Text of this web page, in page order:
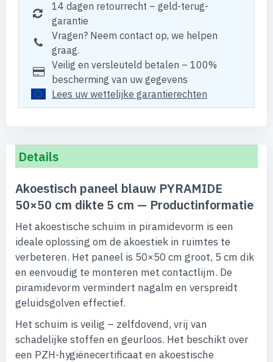
14 dagen retourrecht – geld-terug-
garantie
Vragen? Neem contact op, we helpen
graag.
Veilig en versleuteld betalen – 100%
bescherming van uw gegevens
Lees uw wettelijke garantierechten
Details
Akoestisch paneel blauw PYRAMIDE
50×50 cm dikte 5 cm — Productinformatie
Het akoestische schuim in piramidevorm is een
ideale oplossing om de akoestiek in ruimtes te
verbeteren. Het paneel is 50×50 cm groot, 5 cm dik
en eenvoudig te monteren met contactlijm. De
piramidevorm vermindert nagalm en verspreidt
geluidsgolven effectief.
Het schuim is veilig – zelfdovend, vrij van
schadelijke stoffen en geurloos. Het beschikt over
een PZH-hygiënecertificaat en akoestische